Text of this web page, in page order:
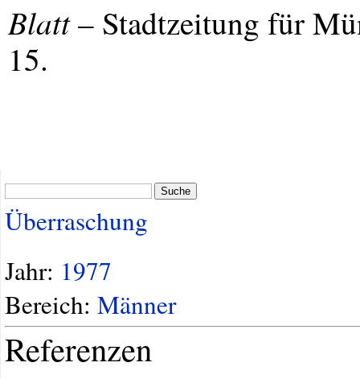
Blatt– Stadtzeitung für
15.
Suche
Überraschung
Jahr: 1977
Bereich: Männer
Referenzen